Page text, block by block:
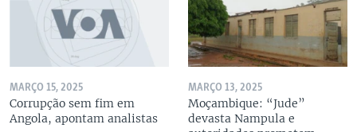
MARÇO 15, 2025
Corrupção sem fim em
Angola, apontam analistas
MARÇO 13, 2025
Moçambique: “Jude”
devasta Nampula e